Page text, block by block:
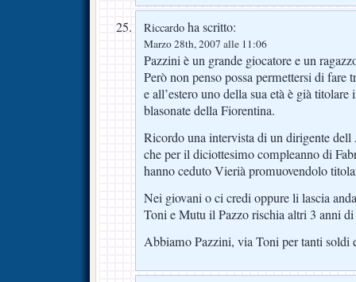
Riccardo ha scritto:
Marzo 28th, 2007 alle 11:06
Pazzini è un grande giocatore e un
Però non penso possa permettersi di fare
e all’estero uno della sua età è già
blasonate della Fiorentina.
Ricordo una intervista di un dirigente dell
che per il diciottesimo compleanno di
hanno ceduto Vierià promuovendolo
Nei giovani o ci credi oppure li lascia
Toni e Mutu il Pazzo rischia altri 3 anni
Abbiamo Pazzini, via Toni per tanti soldi